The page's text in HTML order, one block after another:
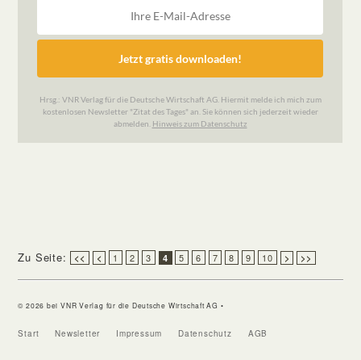
Zu Seite: << < 1 2 3 4 5 6 7 8 9 10 > >>
© 2026 bei VNR Verlag für die Deutsche Wirtschaft AG •
Start Newsletter Impressum Datenschutz AGB